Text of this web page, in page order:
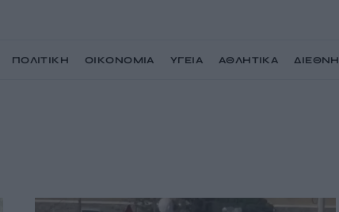
ΠΟΛΙΤΙΚΗ ΟΙΚΟΝΟΜΙΑ ΥΓΕΙΑ ΑΘΛΗΤΙΚΑ ΔΙΕΘΝΗ